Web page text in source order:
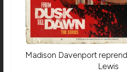
Madison Davenport
Lewis